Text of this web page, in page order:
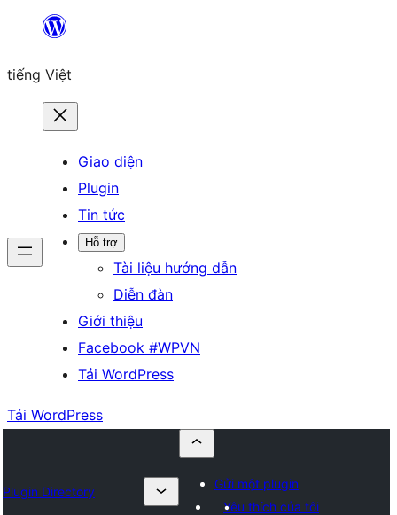
Chuyển
phần
tiếng Việt
Giao diện
Plugin
Tin tức
Hỗ trợ
Tài liệu hướng dẫn
Diễn đàn
Giới thiệu
Facebook #WPVN
Tải WordPress
Tải WordPress
Plugin Directory
Gửi một plugin
Yêu thích của tôi